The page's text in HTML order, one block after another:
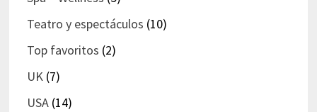
Teatro y espectáculos (10)
Top favoritos (2)
UK(7)
USA(14)